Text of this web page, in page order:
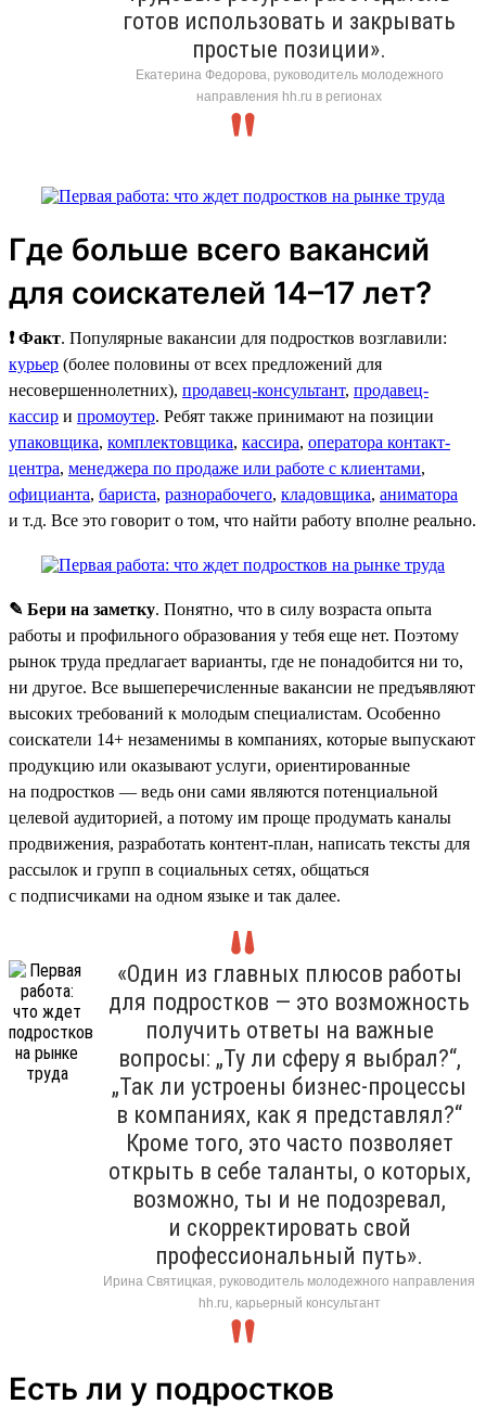
готов использовать и закрывать
простые позиции».
Екатерина Федорова, руководитель молодежного
направления hh.ru в регионах
Где больше всего вакансий
для соискателей 14–17 лет?
❗ Факт. Популярные вакансии для подростков возглавили:
курьер (более половины от всех предложений для
несовершеннолетних), продавец-консультант, продавец-
кассир и промоутер. Ребят также принимают на позиции
упаковщика, комплектовщика, кассира, оператора контакт-
центра, менеджера по продаже или работе с клиентами,
официанта, бариста, разнорабочего, кладовщика, аниматора
и т.д. Все это говорит о том, что найти работу вполне реально.
✎ Бери на заметку. Понятно, что в силу возраста опыта
работы и профильного образования у тебя еще нет. Поэтому
рынок труда предлагает варианты, где не понадобится ни то,
ни другое. Все вышеперечисленные вакансии не предъявляют
высоких требований к молодым специалистам. Особенно
соискатели 14+ незаменимы в компаниях, которые выпускают
продукцию или оказывают услуги, ориентированные
на подростков — ведь они сами являются потенциальной
целевой аудиторией, а потому им проще продумать каналы
продвижения, разработать контент-план, написать тексты для
рассылок и групп в социальных сетях, общаться
с подписчиками на одном языке и так далее.
«Один из главных плюсов работы
для подростков — это возможность
получить ответы на важные
вопросы: „Ту ли сферу я выбрал?“,
„Так ли устроены бизнес-процессы
в компаниях, как я представлял?“
Кроме того, это часто позволяет
открыть в себе таланты, о которых,
возможно, ты и не подозревал,
и скорректировать свой
профессиональный путь».
Ирина Святицкая, руководитель молодежного направления
hh.ru, карьерный консультант
Есть ли у подростков